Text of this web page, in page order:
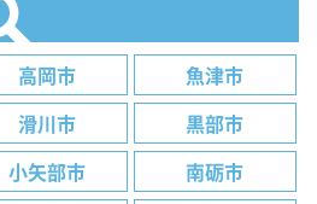
高岡市
魚津市
滑川市
黒部市
小矢部市
南砺市